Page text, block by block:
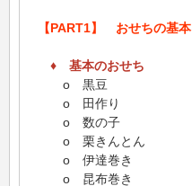
【PART1】 おせちの基本
♦ 基本のおせち
o 黒豆
o 田作り
o 数の子
o 栗きんとん
o 伊達巻き
o 昆布巻き